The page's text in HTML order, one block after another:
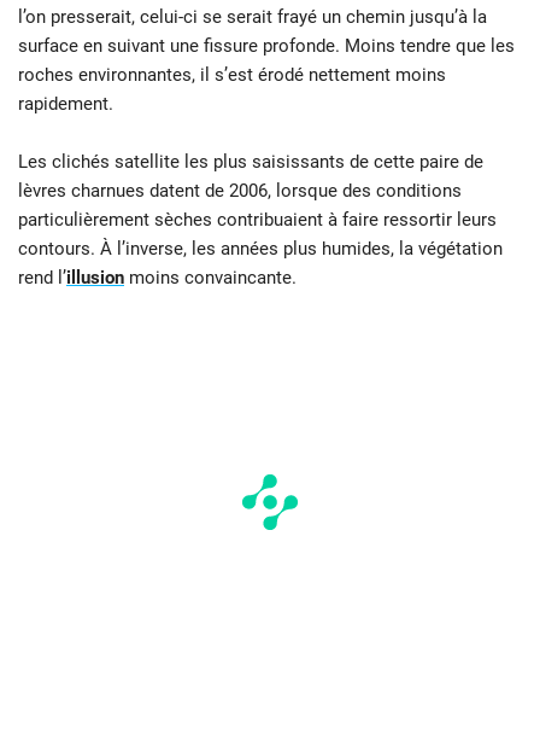
l’on presserait, celui-ci se serait frayé un chemin jusqu’à la
surface en suivant une fissure profonde. Moins tendre que les
roches environnantes, il s’est érodé nettement moins
rapidement.
Les clichés satellite les plus saisissants de cette paire de
lèvres charnues datent de 2006, lorsque des conditions
particulièrement sèches contribuaient à faire ressortir leurs
contours. À l’inverse, les années plus humides, la végétation
rend l’illusion moins convaincante.